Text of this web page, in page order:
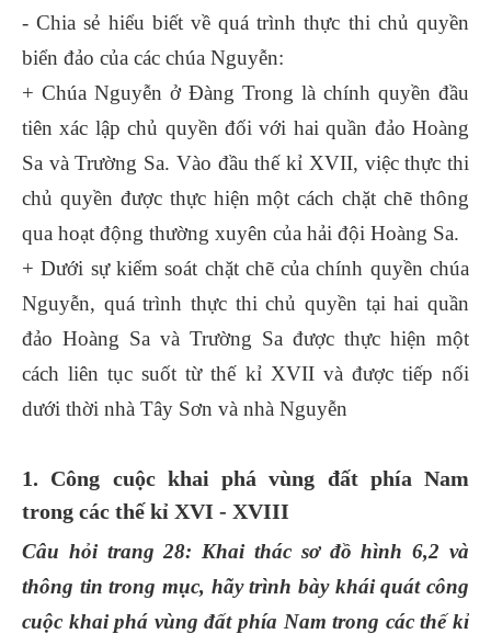
- Chia sẻ hiểu biết về quá trình thực thi chủ quyền
biển đảo của các chúa Nguyễn:
+ Chúa Nguyễn ở Đàng Trong là chính quyền đầu
tiên xác lập chủ quyền đối với hai quần đảo Hoàng
Sa và Trường Sa. Vào đầu thế kỉ XVII, việc thực thi
chủ quyền được thực hiện một cách chặt chẽ thông
qua hoạt động thường xuyên của hải đội Hoàng Sa.
+ Dưới sự kiểm soát chặt chẽ của chính quyền chúa
Nguyễn, quá trình thực thi chủ quyền tại hai quần
đảo Hoàng Sa và Trường Sa được thực hiện một
cách liên tục suốt từ thế kỉ XVII và được tiếp nối
dưới thời nhà Tây Sơn và nhà Nguyễn
1. Công cuộc khai phá vùng đất phía Nam
trong các thế kỉ XVI - XVIII
Câu hỏi trang 28: Khai thác sơ đồ hình 6,2 và
thông tin trong mục, hãy trình bày khái quát công
cuộc khai phá vùng đất phía Nam trong các thế kỉ